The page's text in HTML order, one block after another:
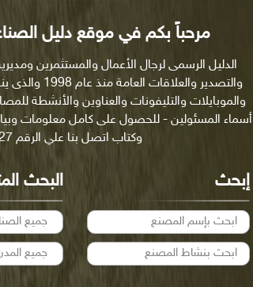
مرحباً بكم في موقع دليل
الدليل الرسمى لرجال الأعمال والمستثمرين
والتصدير
والموبايلات والتليفونات والعناوين والأنشطة
أسماء المسئولين - للحصول على كامل معلومات
وكتاب اتصل بنا علي الرقم 01000260027
إبحث البحث